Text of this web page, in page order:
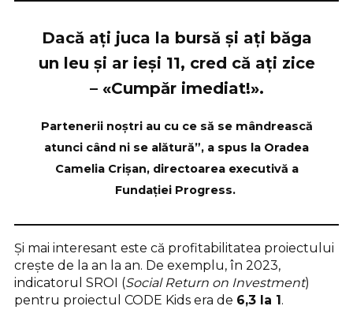
Dacă ați juca la bursă și ați băga
un leu și ar ieși 11, cred că ați zice
– «Cumpăr imediat!».
Partenerii noștri au cu ce să se mândrească
atunci când ni se alătură”, a spus la Oradea
Camelia Crișan, directoarea executivă a
Fundației Progress.
Și mai interesant este că profitabilitatea proiectului
crește de la an la an. De exemplu, în 2023,
indicatorul SROI (Social Return on Investment)
pentru proiectul CODE Kids era de 6,3 la 1.